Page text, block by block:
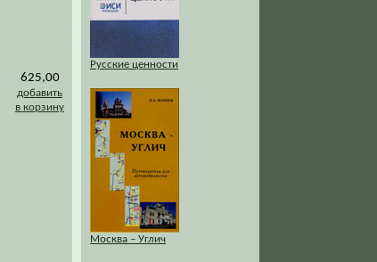
625,00
добавить
в корзину
Русские ценности
Москва – Углич